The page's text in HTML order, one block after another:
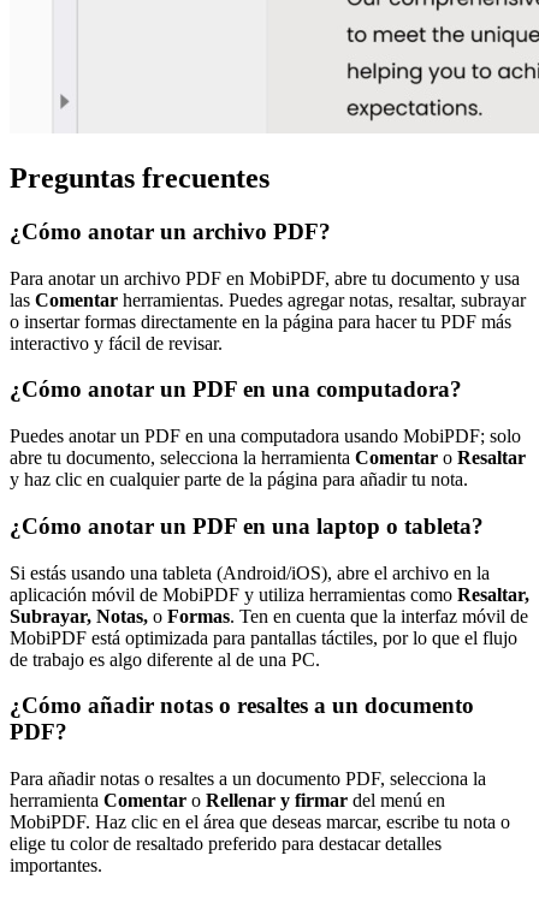
Preguntas frecuentes
¿Cómo anotar un archivo PDF?
Para anotar un archivo PDF en MobiPDF, abre tu documento y usa
las Comentar herramientas. Puedes agregar notas, resaltar, subrayar
o insertar formas directamente en la página para hacer tu PDF más
interactivo y fácil de revisar.
¿Cómo anotar un PDF en una computadora?
Puedes anotar un PDF en una computadora usando MobiPDF; solo
abre tu documento, selecciona la herramienta Comentar o Resaltar
y haz clic en cualquier parte de la página para añadir tu nota.
¿Cómo anotar un PDF en una laptop o tableta?
Si estás usando una tableta (Android/iOS), abre el archivo en la
aplicación móvil de MobiPDF y utiliza herramientas como Resaltar,
Subrayar, Notas, o Formas. Ten en cuenta que la interfaz móvil de
MobiPDF está optimizada para pantallas táctiles, por lo que el flujo
de trabajo es algo diferente al de una PC.
¿Cómo añadir notas o resaltes a un documento
PDF?
Para añadir notas o resaltes a un documento PDF, selecciona la
herramienta Comentar o Rellenar y firmar del menú en
MobiPDF. Haz clic en el área que deseas marcar, escribe tu nota o
elige tu color de resaltado preferido para destacar detalles
importantes.